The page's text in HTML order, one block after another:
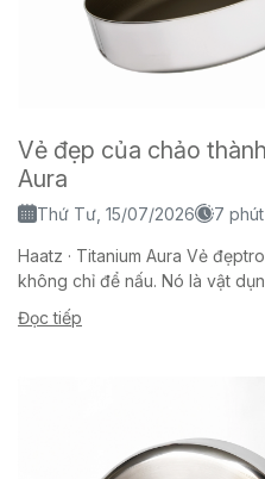
Vẻ đẹp của chảo
Aura
Thứ Tư, 15/07/2026 7
Haatz · Titanium Aura Vẻ
không chỉ để nấu. Nó là vật
Đọc tiếp